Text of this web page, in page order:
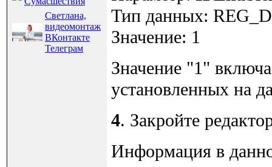
Светлана,
видеомонтаж
ВКонтакте
Телеграм
Тип данных:
Значение: 1
Значение "1"
установленных на
4. Закройте
Информация в